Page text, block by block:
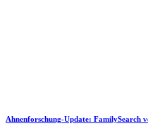
Ahnenforschung-Update: FamilySearch